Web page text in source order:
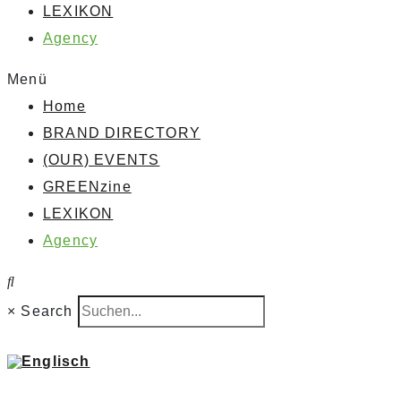
LEXIKON
Agency
Menü
Home
BRAND DIRECTORY
(OUR) EVENTS
GREENzine
LEXIKON
Agency
× Search